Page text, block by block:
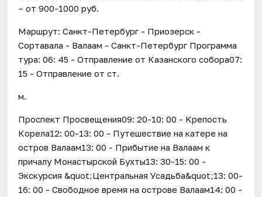
– от 900-1000 руб.
Маршрут: Санкт-Петербург - Приозерск -
Сортавала - Валаам - Санкт-Петербург Программа
тура: 06: 45 - Отправление от Казанского собора07:
15 - Отправление от ст.
м.
Проспект Просвещения09: 20-10: 00 - Крепость
Корела12: 00-13: 00 - Путешествие на катере на
остров Валаам13: 00 - Прибытие на Валаам к
причалу Монастырской Бухты13: 30-15: 00 -
Экскурсия &quot;Центральная Усадьба&quot;13: 00-
16: 00 - Свободное время на острове Валаам14: 00 -